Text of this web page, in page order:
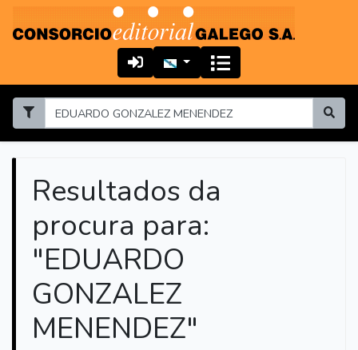
Resultados da
procura para:
"EDUARDO
GONZALEZ
MENENDEZ"